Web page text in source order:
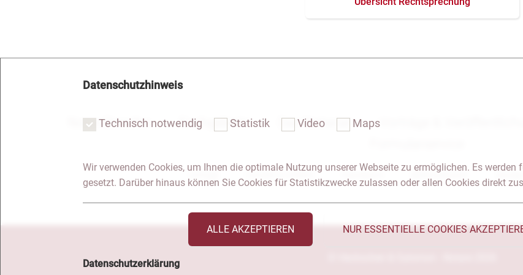
Notar Dresden Fachgebiete Das Notariat Vorträge &
Kontakt & Anfahrt Seitenübersicht
Datenschutzhinweis
Technisch notwendig Statistik Video Maps
Wir verwenden Cookies, um Ihnen die optimale Nutzung unserer Webseite zu ermöglichen. Es
gesetzt. Darüber hinaus können Sie Cookies für Statistikzwecke zulassen oder allen Cookies direkt
ALLE AKZEPTIEREN NUR ESSENTIELLE COOKIES
Datenschutzerklärung